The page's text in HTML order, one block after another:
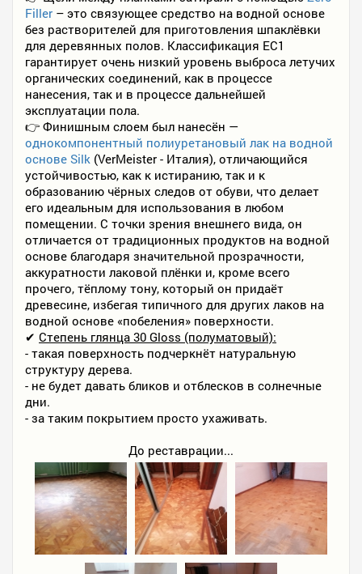
Filler – это связующее средство на водной основе
без растворителей для приготовления шпаклёвки
для деревянных полов. Классификация EC1
гарантирует очень низкий уровень выброса летучих
органических соединений, как в процессе
нанесения, так и в процессе дальнейшей
эксплуатации пола.
👉 Финишным слоем был нанесён —
однокомпонентный полиуретановый лак на водной
основе Silk (VerMeister - Италия), отличающийся
устойчивостью, как к истиранию, так и к
образованию чёрных следов от обуви, что делает
его идеальным для использования в любом
помещении. С точки зрения внешнего вида, он
отличается от традиционных продуктов на водной
основе благодаря значительной прозрачности,
аккуратности лаковой плёнки и, кроме всего
прочего, тёплому тону, который он придаёт
древесине, избегая типичного для других лаков на
водной основе «побеления» поверхности.
✔ Степень глянца 30 Gloss (полуматовый):
- такая поверхность подчеркнёт натуральную
структуру дерева.
- не будет давать бликов и отблесков в солнечные
дни.
- за таким покрытием просто ухаживать.
До реставрации...